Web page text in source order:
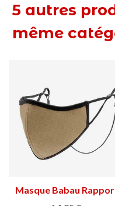
5 autres
même
Masque Babau